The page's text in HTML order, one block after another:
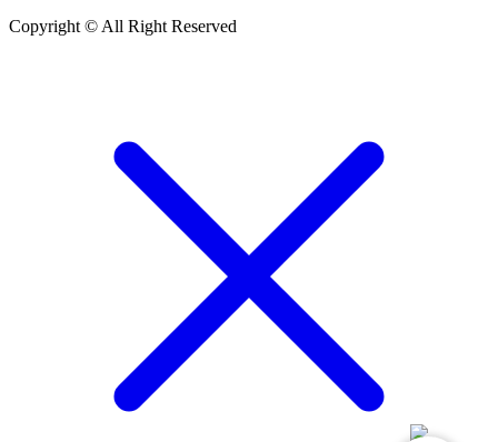
Copyright © All Right Reserved